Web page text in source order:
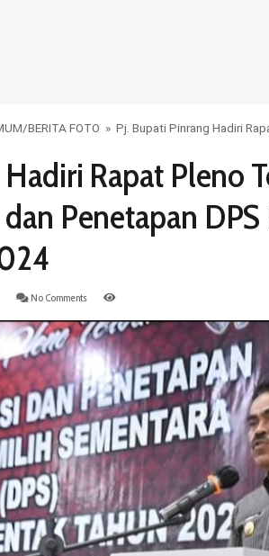
/BERITA FOTO » Pj. Bupati Pinrang Hadiri
Rapat Pleno
Penetapan
No Comments